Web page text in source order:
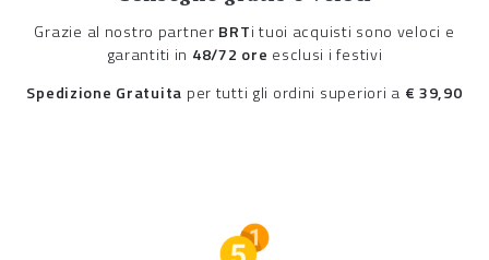
Grazie al nostro partner BRTi tuoi acquisti sono veloci e
garantiti in 48/72 ore esclusi i festivi
Spedizione Gratuita per tutti gli ordini superiori a € 39,90